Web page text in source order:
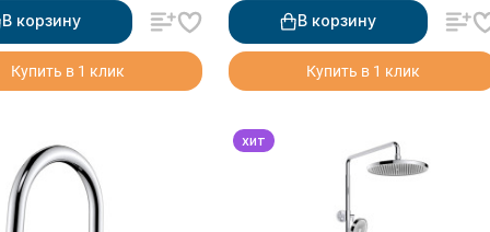
В корзину
Купить в 1 клик
В корзину
Купить в 1 клик
хит